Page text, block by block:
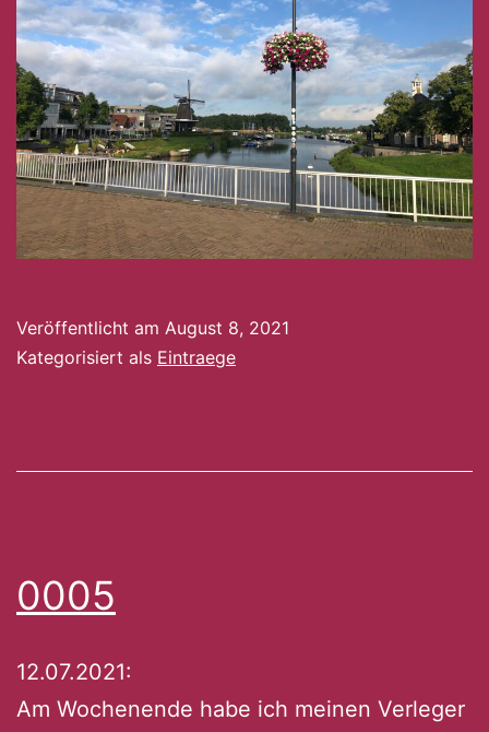
Veröffentlicht am August 8, 2021
Kategorisiert als Eintraege
0005
12.07.2021:
Am Wochenende habe ich meinen Verleger